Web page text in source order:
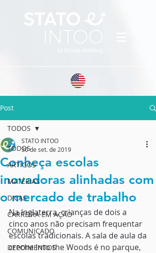
Post
TODOS
ARTIGOS
MATÉRIAS
DICAS
CARREIRA EM AÇÃO
COMUNICADO
DEPOIMENTOS
TODOS
Conheça escolas
inovadoras alinhadas com
o mercado de trabalho
STATO INTOO
30 de set. de 2019
Na Inglaterra, crianças de dois a
cinco anos não precisam frequentar
escolas tradicionais. A sala de aula da
creche Into the Woods é no parque,